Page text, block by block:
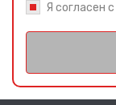
Я согласен с